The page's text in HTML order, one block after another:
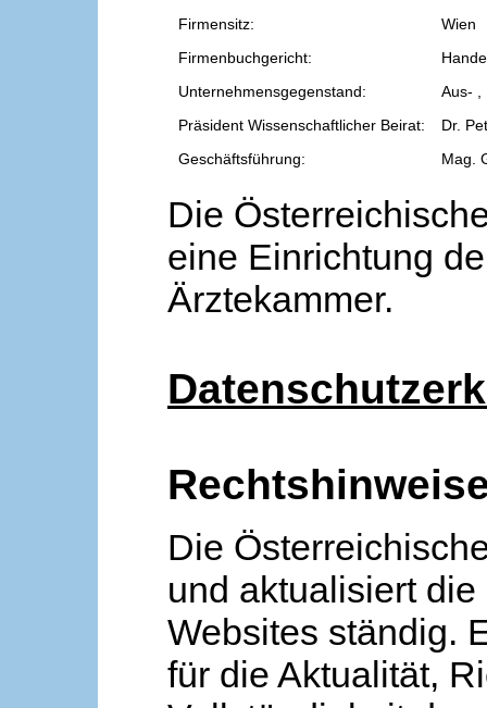
Firmensitz:
Wien
Firmenbuchgericht:
Unternehmensgegenstand:
Aus- ,
Präsident Wissenschaftlicher Beirat:
Dr.
Geschäftsführung:
Mag.
Die
eine Einrichtung
Ärztekammer.
Die
und aktualisiert
Websites ständig.
für die Aktualität,